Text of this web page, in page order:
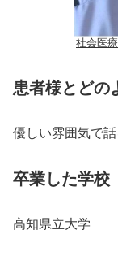
社会医
患者様とどの
優しい雰囲気で
卒業した学校
高知県立大学